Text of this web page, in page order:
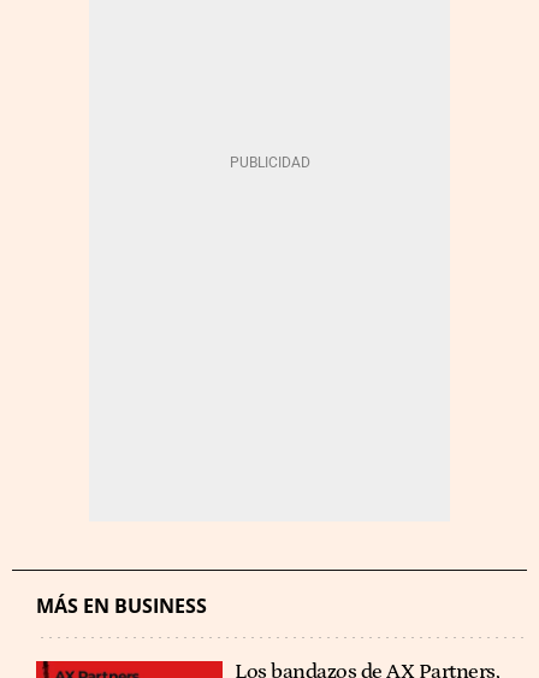
MÁS EN BUSINESS
Los bandazos de AX Partners,